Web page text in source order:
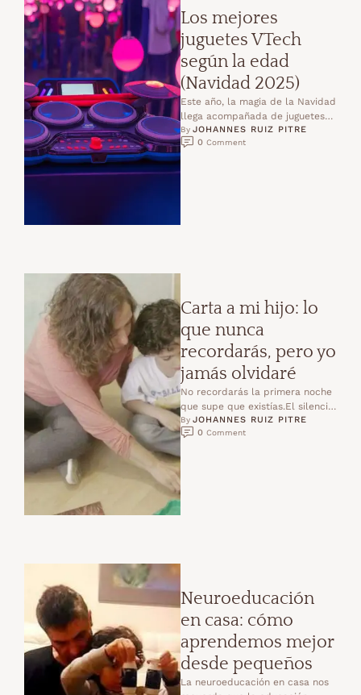
Los mejores
juguetes VTech
según la edad
(Navidad 2025)
Este año, la magia de la Navidad
llega acompañada de juguetes
que no solo entretienen, sino
que educan, …
By JOHANNES RUIZ PITRE
0 Comment
Carta a mi hijo: lo
que nunca
recordarás, pero yo
jamás olvidaré
No recordarás la primera noche
que supe que existías.El silencio
era distinto,y dentro de mí
comenzó una vida …
By JOHANNES RUIZ PITRE
0 Comment
Neuroeducación
en casa: cómo
aprendemos mejor
desde pequeños
La neuroeducación en casa nos